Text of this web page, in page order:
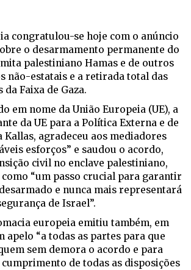
congratulou-se hoje com o anúncio
o desarmamento permanente do
palestiniano Hamas e de outros
não-estatais e a retirada total das
Faixa de Gaza.
em nome da União Europeia (UE), a
da UE para a Política Externa e de
Kallas, agradeceu aos mediadores
esforços” e saudou o acordo,
civil no enclave palestiniano,
“um passo crucial para garantir
e nunca mais representará
de Israel”.
europeia emitiu também, em
apelo “a todas as partes para que
sem demora o acordo e para
de todas as disposições